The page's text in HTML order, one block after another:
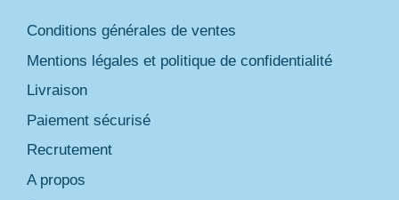
Conditions générales de ventes
Mentions légales et politique de confidentialité
Livraison
Paiement sécurisé
Recrutement
A propos